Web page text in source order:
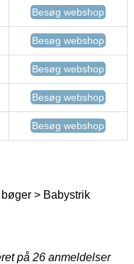
Besøg webshop
Besøg webshop
Besøg webshop
Besøg webshop
Besøg webshop
> Babystrik
på 26 anmeldelser